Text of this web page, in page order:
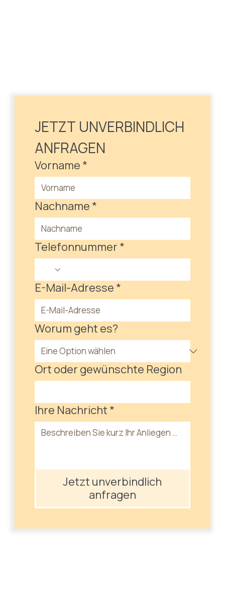
JETZT UNVERBINDLICH
ANFRAGEN
Vorname *
Nachname *
Telefonnummer *
E-Mail-Adresse *
Worum geht es?
Ort oder gewünschte Region
Ihre Nachricht *
Jetzt unverbindlich
anfragen